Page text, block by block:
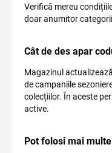
Verifică mereu
doar anumitor
Cât de des apar
Magazinul
de campaniile
colecțiilor. În aceste
active.
Pot folosi mai